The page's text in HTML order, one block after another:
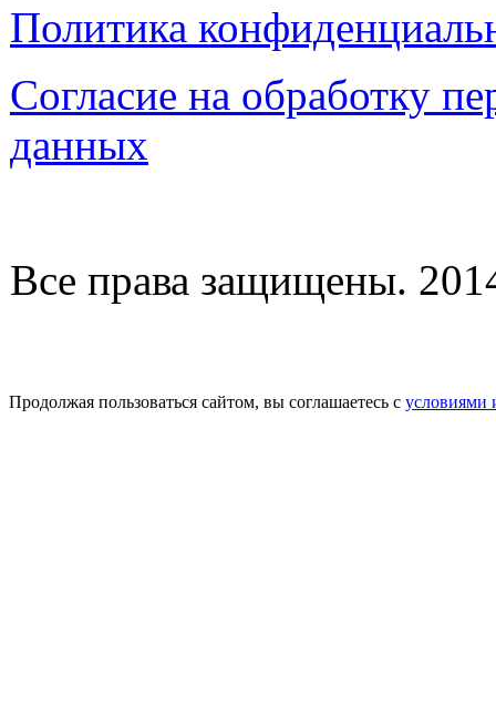
Политика
Согласие на обработку
данных
Все права защищены.
Продолжая пользоваться сайтом, вы соглашаетесь с условиями